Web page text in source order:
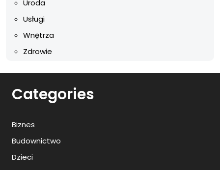
Uroda
Usługi
Wnętrza
Zdrowie
Categories
Biznes
Budownictwo
Dzieci